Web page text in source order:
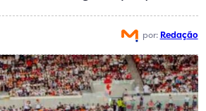
por: Redação